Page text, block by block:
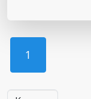
1